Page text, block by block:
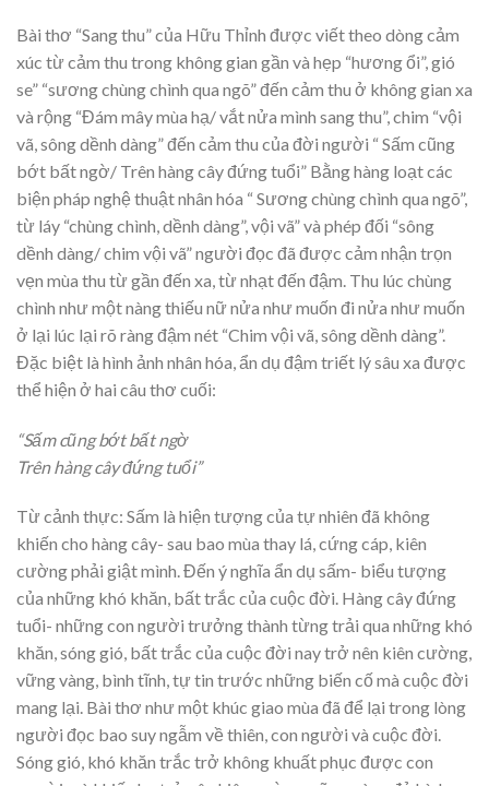
Bài thơ “Sang thu” của Hữu Thỉnh được viết theo dòng cảm
xúc từ cảm thu trong không gian gần và hẹp “hương ổi”, gió
se” “sương chùng chình qua ngõ” đến cảm thu ở không gian xa
và rộng “Đám mây mùa hạ/ vắt nửa mình sang thu”, chim “vội
vã, sông dềnh dàng” đến cảm thu của đời người “ Sấm cũng
bớt bất ngờ/ Trên hàng cây đứng tuổi” Bằng hàng loạt các
biện pháp nghệ thuật nhân hóa “ Sương chùng chình qua ngõ”,
từ láy “chùng chình, dềnh dàng”, vội vã” và phép đối “sông
dềnh dàng/ chim vội vã” người đọc đã được cảm nhận trọn
vẹn mùa thu từ gần đến xa, từ nhạt đến đậm. Thu lúc chùng
chình như một nàng thiếu nữ nửa như muốn đi nửa như muốn
ở lại lúc lại rõ ràng đậm nét “Chim vội vã, sông dềnh dàng”.
Đặc biệt là hình ảnh nhân hóa, ẩn dụ đậm triết lý sâu xa được
thể hiện ở hai câu thơ cuối:
“Sấm cũng bớt bất ngờ
Trên hàng cây đứng tuổi”
Từ cảnh thực: Sấm là hiện tượng của tự nhiên đã không
khiến cho hàng cây- sau bao mùa thay lá, cứng cáp, kiên
cường phải giật mình. Đến ý nghĩa ẩn dụ sấm- biểu tượng
của những khó khăn, bất trắc của cuộc đời. Hàng cây đứng
tuổi- những con người trưởng thành từng trải qua những khó
khăn, sóng gió, bất trắc của cuộc đời nay trở nên kiên cường,
vững vàng, bình tĩnh, tự tin trước những biến cố mà cuộc đời
mang lại. Bài thơ như một khúc giao mùa đã để lại trong lòng
người đọc bao suy ngẫm về thiên, con người và cuộc đời.
Sóng gió, khó khăn trắc trở không khuất phục được con